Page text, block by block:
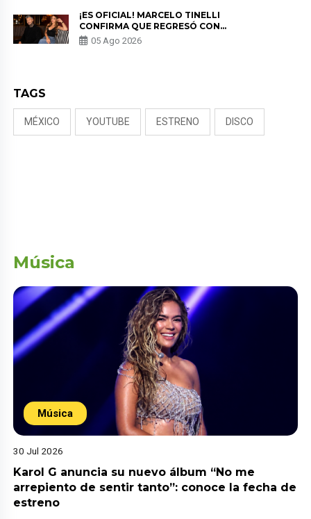
¡ES OFICIAL! MARCELO TINELLI
CONFIRMA QUE REGRESÓ CON
MILETT FIGUEROA: “EL AMOR
PUDO MÁS”
05 Ago 2026
TAGS
MÉXICO YOUTUBE ESTRENO DISCO
Música
Música
30 Jul 2026
Karol G anuncia su nuevo álbum “No me
arrepiento de sentir tanto”: conoce la fecha de
estreno